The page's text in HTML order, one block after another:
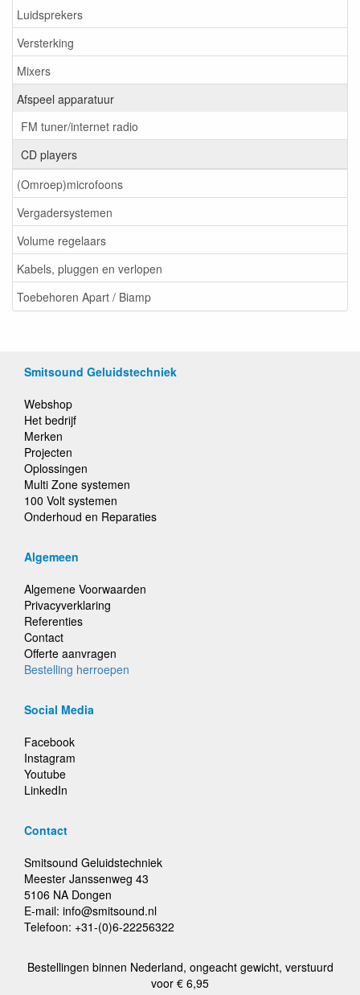
Luidsprekers
Versterking
Mixers
Afspeel apparatuur
FM tuner/internet radio
CD players
(Omroep)microfoons
Vergadersystemen
Volume regelaars
Kabels, pluggen en verlopen
Toebehoren Apart / Biamp
Smitsound Geluidstechniek
Webshop
Het bedrijf
Merken
Projecten
Oplossingen
Multi Zone systemen
100 Volt systemen
Onderhoud en Reparaties
Algemeen
Algemene Voorwaarden
Privacyverklaring
Referenties
Contact
Offerte aanvragen
Bestelling herroepen
Social Media
Facebook
Instagram
Youtube
LinkedIn
Contact
Smitsound Geluidstechniek
Meester Janssenweg 43
5106 NA Dongen
E-mail: info@smitsound.nl
Telefoon: +31-(0)6-22256322
Bestellingen binnen Nederland, ongeacht gewicht, verstuurd
voor € 6,95